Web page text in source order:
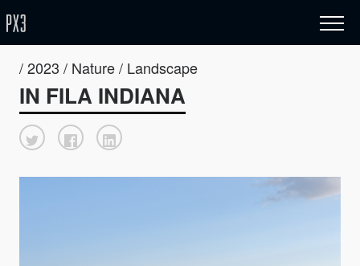
/ 2023 / Nature / Landscape
IN FILA INDIANA